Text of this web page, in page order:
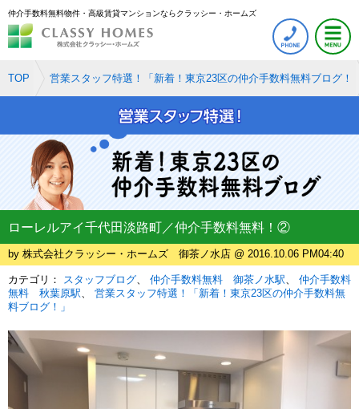
仲介手数料無料物件・高級賃貸マンションならクラッシー・ホームズ
TOP 営業スタッフ特選！「新着！東京23区の仲介手数料無料ブログ！
ローレルアイ千代田淡路町／仲介手数料無料！②
by 株式会社クラッシー・ホームズ 御茶ノ水店 @ 2016.10.06 PM04:40
カテゴリ： スタッフブログ 仲介手数料無料 御茶ノ水駅
仲介手数料
無料 秋葉原駅
営業スタッフ特選！「新着！東京23区の仲介手数料無
料ブログ！」